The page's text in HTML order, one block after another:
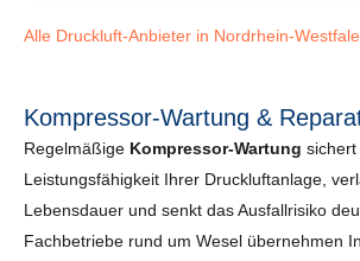
Alle Druckluft-Anbieter in Nordrhein-
Kompressor-Wartung &
Regelmäßige Kompressor-Wartung sichert
Leistungsfähigkeit Ihrer Druckluftanlage,
Lebensdauer und senkt das Ausfallrisiko
Fachbetriebe rund um Wesel übernehmen